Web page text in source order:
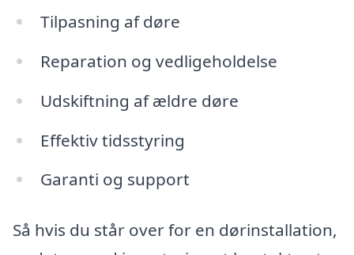
Tilpasning af døre
Reparation og vedligeholdelse
Udskiftning af ældre døre
Effektiv tidsstyring
Garanti og support
Så hvis du står over for en dørinstallation,